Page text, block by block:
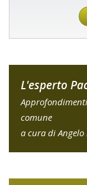
L'esperto
comune
a cura di Angelo